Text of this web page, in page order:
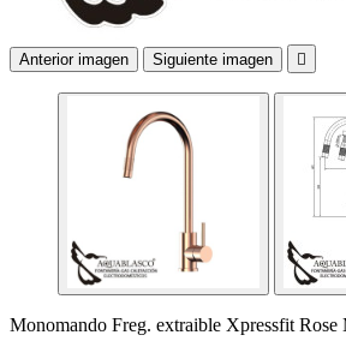
Anterior imagen Siguiente imagen 
Monomando Freg. extraible Xpressfit Rose